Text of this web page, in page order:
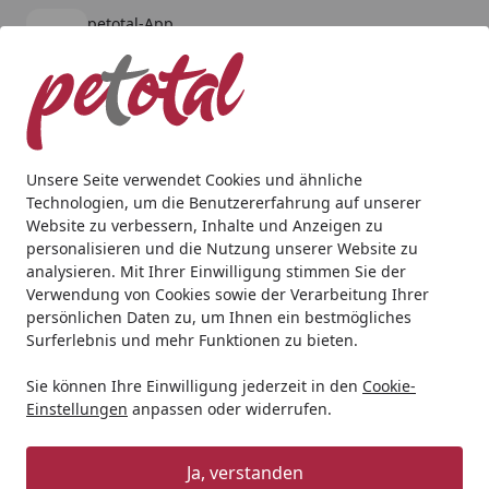
Unsere Seite verwendet Cookies und ähnliche
Technologien, um die Benutzererfahrung auf unserer
Website zu verbessern, Inhalte und Anzeigen zu
personalisieren und die Nutzung unserer Website zu
analysieren. Mit Ihrer Einwilligung stimmen Sie der
Verwendung von Cookies sowie der Verarbeitung Ihrer
persönlichen Daten zu, um Ihnen ein bestmögliches
Surferlebnis und mehr Funktionen zu bieten.
Sie können Ihre Einwilligung jederzeit in den Cookie-
Einstellungen anpassen oder widerrufen.
Ja, verstanden
petotal-App
kostenlos - Im App Store
Alle Produkte
Mein Konto
Suchen
Startseite
Hund Nahrungsergänzung & Diätfutter
Dr. Clauder's 600g Pigment Aktiv
Möhren Pell
BALD VERGRIFFEN